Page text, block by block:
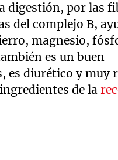
digestión, por las
del complejo B,
magnesio,
es un buen
es diurético y muy
de la